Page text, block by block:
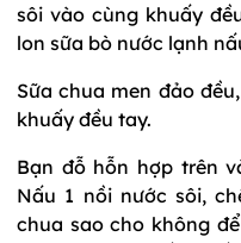
sôi vào cùng khuấy
lon sữa bò nước lạnh
Sữa chua men đảo
khuấy đều tay.
Bạn đỗ hỗn hợp trên
Nấu 1 nồi nước sôi,
chua sao cho không